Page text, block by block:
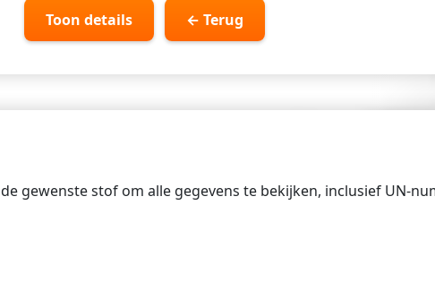
Toon details ← Terug
gewenste stof om alle gegevens te bekijken, inclusief UN-